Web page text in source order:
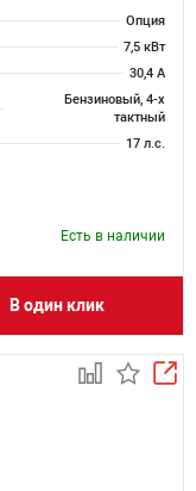
Опция
7,5 кВт
30,4 А
Бензиновый, 4-х
тактный
17 л.с.
Есть в наличии
В один клик